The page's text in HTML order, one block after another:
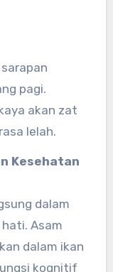
pagi.
akan zat
lelah.
Kesehatan
dalam
Asam
dalam ikan
kognitif